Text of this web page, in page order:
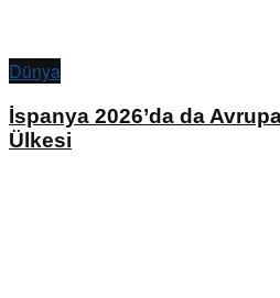
Dünya
İspanya 2026’da da
Ülkesi